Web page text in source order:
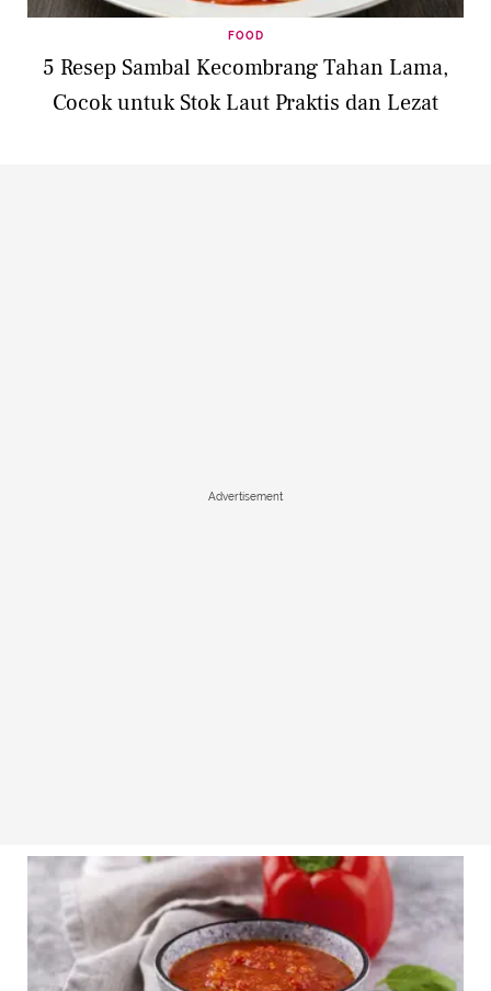
FOOD
5 Resep Sambal Kecombrang Tahan Lama,
Cocok untuk Stok Laut Praktis dan Lezat
Advertisement